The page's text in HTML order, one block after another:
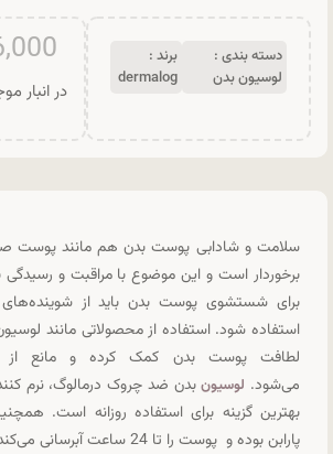
دسته بندی :
لوسیون بدن
برند :
dermalog
در انبار
سلامت و شادابی پوست بدن هم مانند پوست
برخوردار است و این موضوع با مراقبت و
برای شستشوی پوست بدن باید از
استفاده شود. استفاده از محصولاتی مانند
لطافت پوست بدن کمک کرده و مانع از
می‌شود. لوسیون بدن ضد چروک درمالوگ، نرم
بهترین گزینه برای استفاده روزانه است.
پارابن بوده و پوست را تا 24 ساعت آبرسانی می‌کند